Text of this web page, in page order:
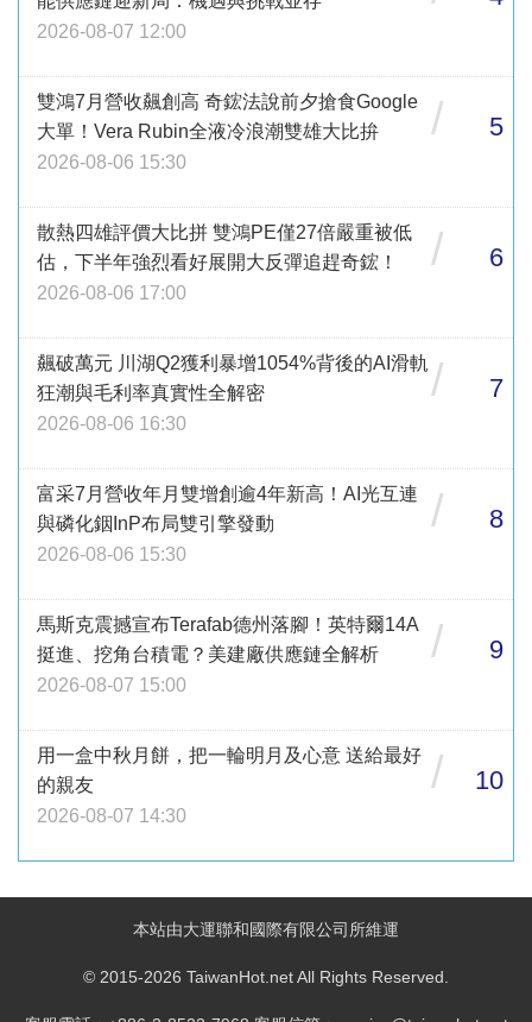
2026-08-07 12:00
雙鴻7月營收飆創高 奇鋐法說前夕搶食Google
大單！Vera Rubin全液冷浪潮雙雄大比拚
2026-08-06 15:30
/ 5
散熱四雄評價大比拼 雙鴻PE僅27倍嚴重被低
估，下半年強烈看好展開大反彈追趕奇鋐！
2026-08-06 17:00
/ 6
飆破萬元 川湖Q2獲利暴增1054%背後的AI滑軌
狂潮與毛利率真實性全解密
2026-08-06 16:30
/ 7
富采7月營收年月雙增創逾4年新高！AI光互連
與磷化銦InP布局雙引擎發動
2026-08-06 15:30
/ 8
馬斯克震撼宣布Terafab德州落腳！英特爾14A
挺進、挖角台積電？美建廠供應鏈全解析
2026-08-07 15:00
/ 9
用一盒中秋月餅，把一輪明月及心意 送給最好
的親友
2026-08-07 14:30
/ 10
本站由大運聯和國際有限公司所維運
© 2015-2026 TaiwanHot.net All Rights Reserved.